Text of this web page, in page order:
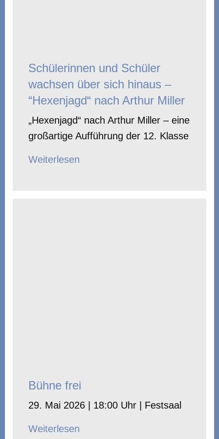
Schülerinnen und Schüler
wachsen über sich hinaus –
“Hexenjagd“ nach Arthur Miller
„Hexenjagd“ nach Arthur Miller – eine
großartige Aufführung der 12. Klasse
Weiterlesen
Bühne frei
29. Mai 2026 | 18:00 Uhr | Festsaal
Weiterlesen